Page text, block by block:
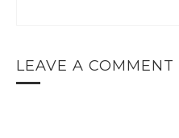
LEAVE A COMMENT